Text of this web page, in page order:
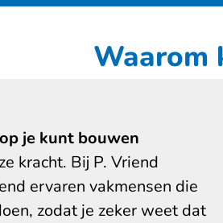
Waarom
je kunt bouwen
kracht. Bij P. Vriend
ervaren vakmensen die
zodat je zeker weet dat